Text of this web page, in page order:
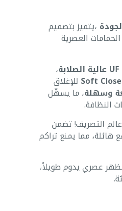
،يتميز بتصميم
العصرية
،
Soft Close للإغلاق
وسهلة، ما يسهّل
النظافة.
التصريف! تضمن
هائلة، مما يمنع تراكم
عصري يدوم طويلاً،